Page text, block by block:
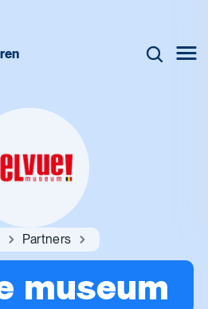
Partners
museum